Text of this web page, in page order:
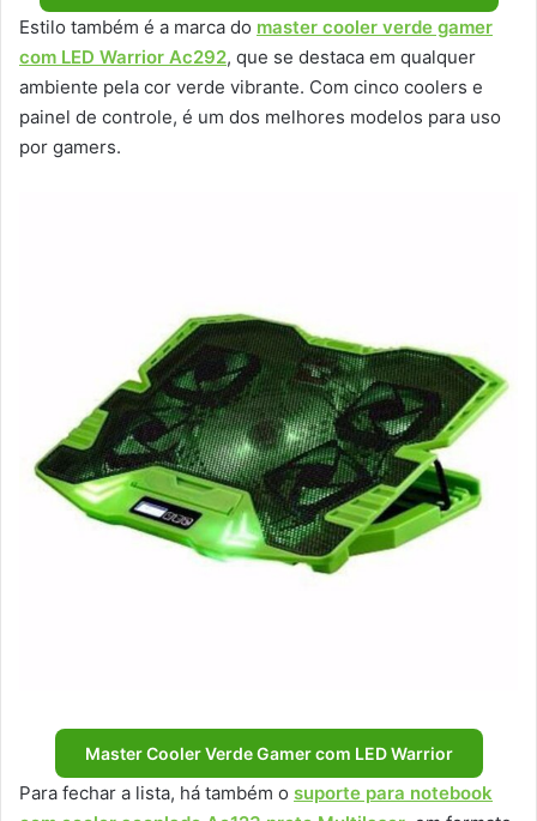
Estilo também é a marca do master cooler verde gamer
com LED Warrior Ac292, que se destaca em qualquer
ambiente pela cor verde vibrante. Com cinco coolers e
painel de controle, é um dos melhores modelos para uso
por gamers.
Master Cooler Verde Gamer com LED Warrior
Para fechar a lista, há também o suporte para notebook